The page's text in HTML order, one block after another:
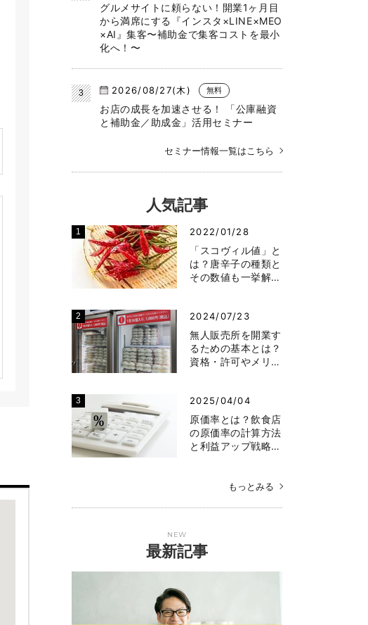
グルメサイトに頼らない！開業1ヶ月目
から満席にする『インスタ×LINE×MEO
×AI』集客〜補助金で集客コストを最小
化へ！〜
2026/08/27(木) 無料
お店の成長を加速させる！ 「公庫融資
と補助金／助成金」活用セミナー
セミナー情報一覧はこちら
人気記事
2022/01/28
「スコヴィル値」と
は？唐辛子の種類と
その数値も一挙解…
2024/07/23
無人販売所を開業す
るための基本とは？
資格・許可やメリ…
2025/04/04
原価率とは？飲食店
の原価率の計算方法
と利益アップ戦略…
もっとみる
NEW
最新記事